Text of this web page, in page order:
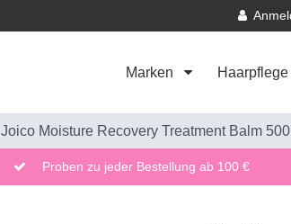
Marken Haarpflege
Joico Moisture Recovery Treatment Balm
Proben zu jeder Bestellung ab 100 €